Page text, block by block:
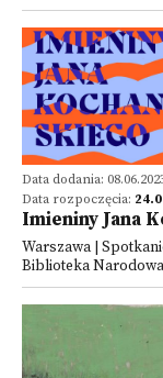
Data dodania:
Data rozpoczęcia:
Imieniny Jana
Warszawa |
Biblioteka Narodowa